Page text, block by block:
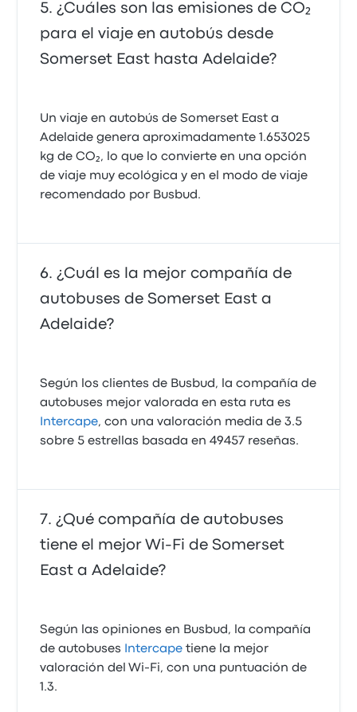
¿Cuáles son las emisiones de CO₂
para el viaje en autobús desde
Somerset East hasta Adelaide?
Un viaje en autobús de Somerset East a
Adelaide genera aproximadamente 1.653025
kg de CO₂, lo que lo convierte en una opción
de viaje muy ecológica y en el modo de viaje
recomendado por Busbud.
¿Cuál es la mejor compañía de
autobuses de Somerset East a
Adelaide?
Según los clientes de Busbud, la compañía de
autobuses mejor valorada en esta ruta es
Intercape, con una valoración media de 3.5
sobre 5 estrellas basada en 49457 reseñas.
¿Qué compañía de autobuses
tiene el mejor Wi-Fi de Somerset
East a Adelaide?
Según las opiniones en Busbud, la compañía
de autobuses
Intercape tiene la mejor
valoración del Wi-Fi, con una puntuación de
1.3.